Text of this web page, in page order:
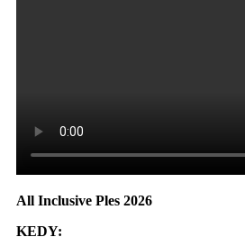
All Inclusive Ples 2026
KEDY: